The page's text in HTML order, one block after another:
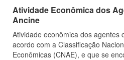
Atividade Econômica dos
Ancine
Atividade econômica dos agentes
acordo com a Classificação
Econômicas (CNAE), e que se